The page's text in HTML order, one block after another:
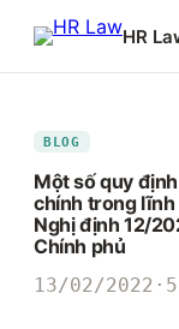
Chuyển
phần
dung
HR
BLOG
Một số quy
chính trong lĩnh
Nghị định 12/
Chính phủ
13/02/2022 ·